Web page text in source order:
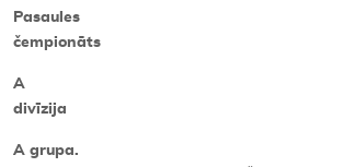
Pasaules
čempionāts
A
divīzija
A grupa.